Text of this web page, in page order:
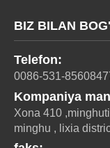
BIZ BILAN
Telefon:
0086-531-
Kompaniya
Xona 410
minghu , lixia